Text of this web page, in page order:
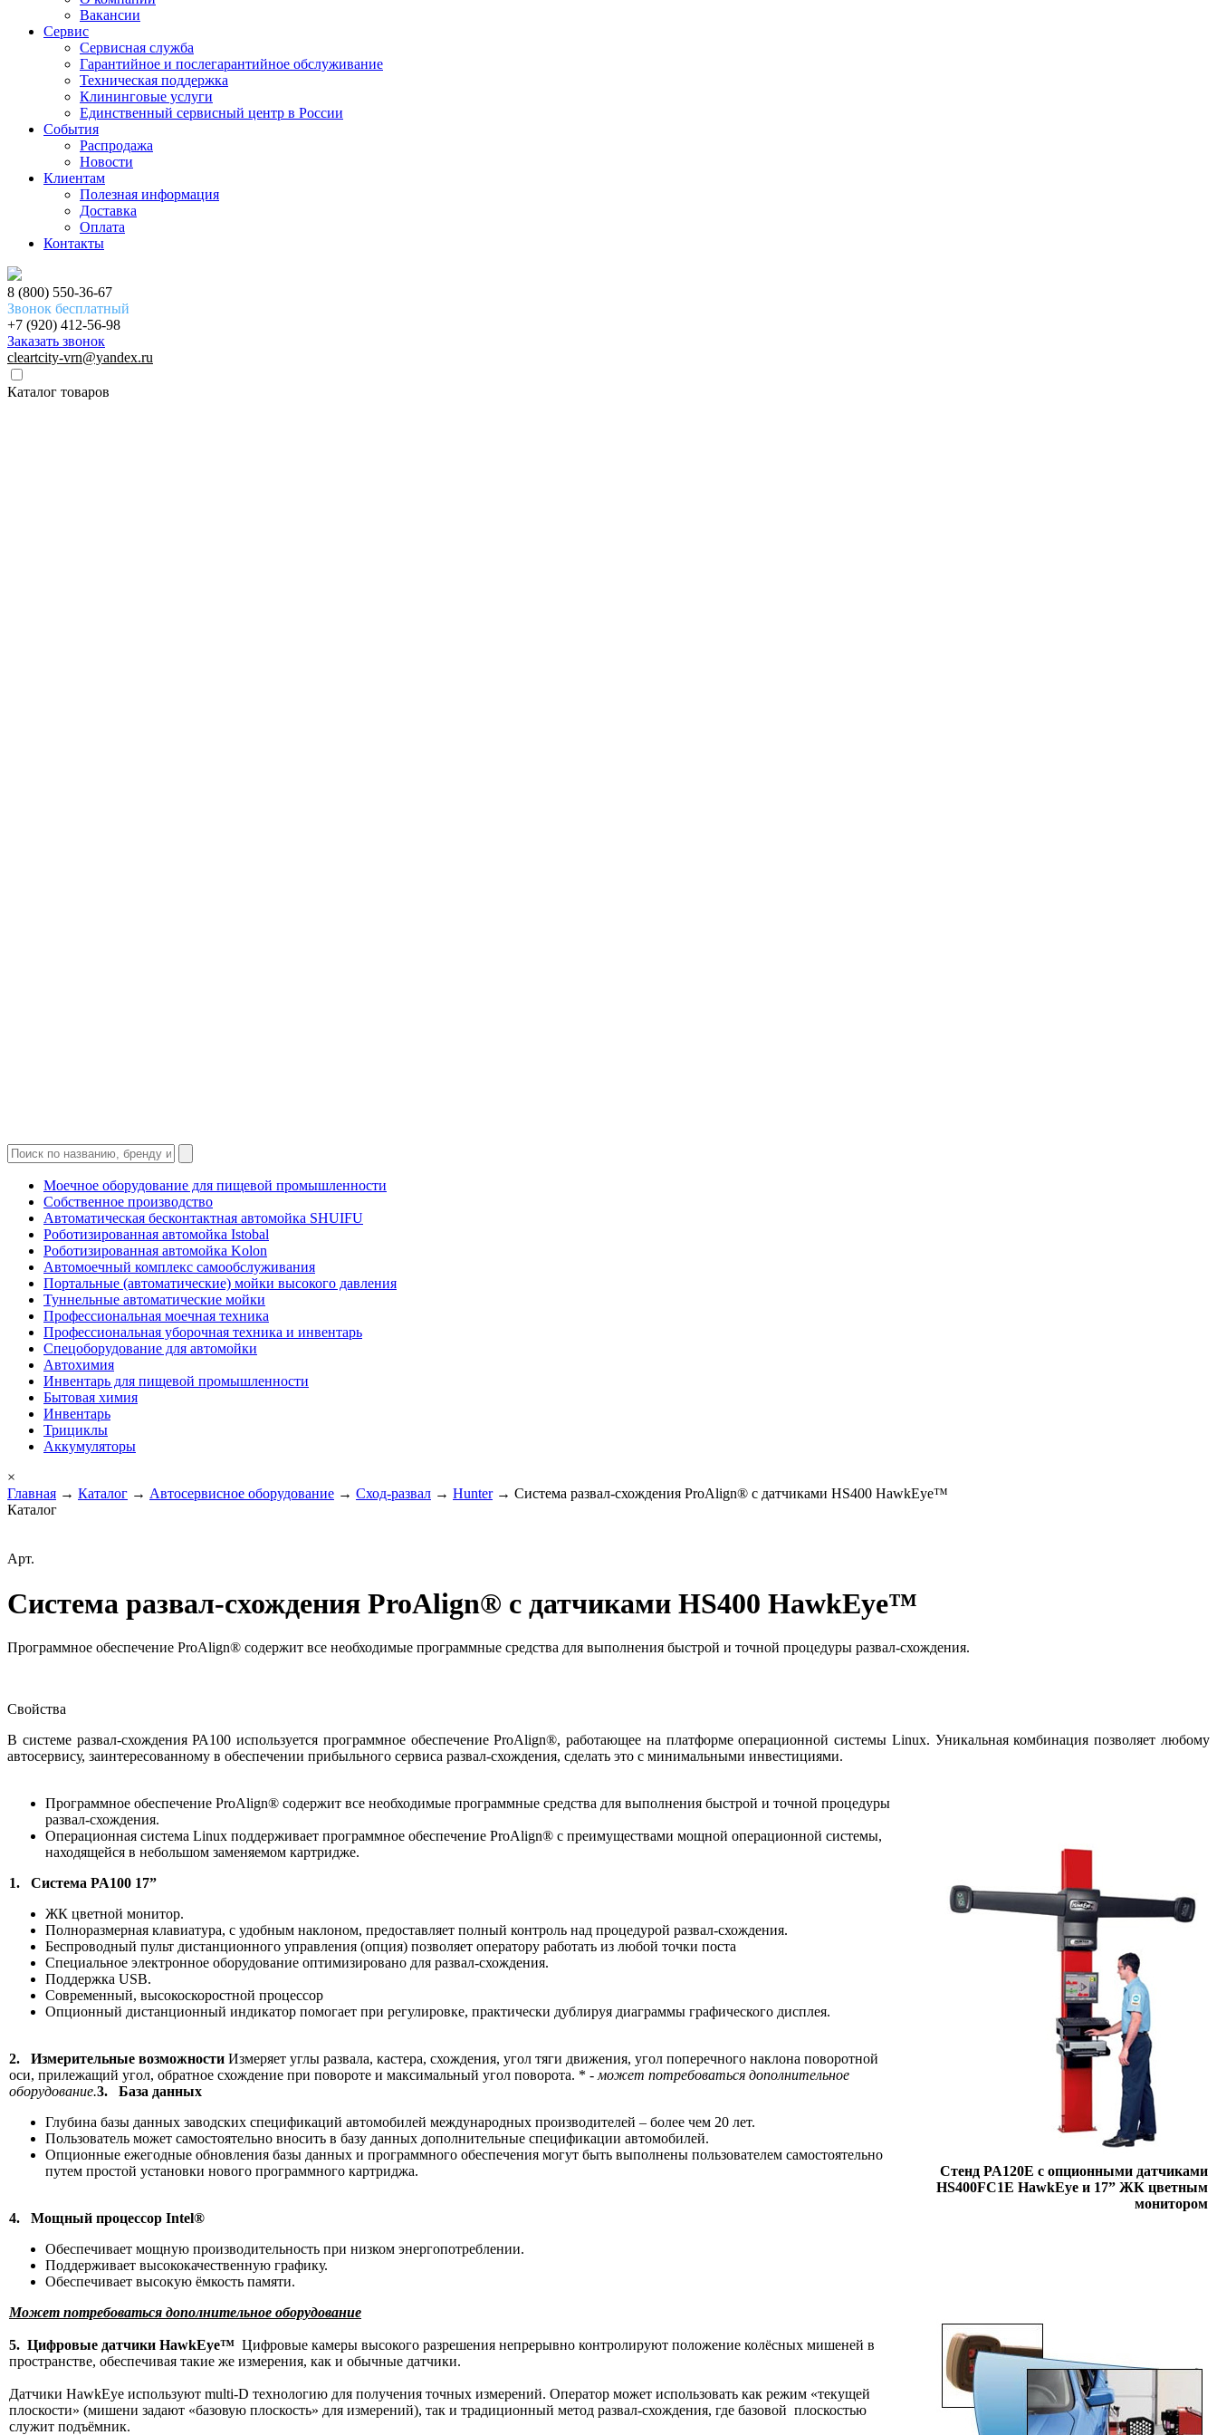
Вакансии
Сервис
Сервисная служба
Гарантийное и послегарантийное обслуживание
Техническая поддержка
Клининговые услуги
Единственный сервисный центр в России
События
Распродажа
Новости
Клиентам
Полезная информация
Доставка
Оплата
Контакты
8 (800) 550-36-67
Звонок бесплатный
+7 (920) 412-56-98
Заказать звонок
cleartcity-vrn@yandex.ru
Каталог товаров
Моечное оборудование для пищевой промышленности
Собственное производство
Автоматическая бесконтактная автомойка SHUIFU
Роботизированная автомойка Istobal
Роботизированная автомойка Kolon
Автомоечный комплекс самообслуживания
Портальные (автоматические) мойки высокого давления
Туннельные автоматические мойки
Профессиональная моечная техника
Профессиональная уборочная техника и инвентарь
Спецоборудование для автомойки
Автохимия
Инвентарь для пищевой промышленности
Бытовая химия
Инвентарь
Трициклы
Аккумуляторы
×
Главная → Каталог → Автосервисное оборудование → Сход-развал → Hunter→ Система развал-схождения ProAlign® с датчиками HS400 HawkEye™
Каталог
Арт.
Система развал-схождения ProAlign® с датчиками HS400 HawkEye™
Программное обеспечение ProAlign® содержит все необходимые программные средства для выполнения быстрой и точной процедуры развал-схождения.
Свойства
В системе развал-схождения РА100 используется программное обеспечение ProAlign®, работающее на платформе операционной системы Linux. Уникальная комбинация позволяет любому
автосервису, заинтересованному в обеспечении прибыльного сервиса развал-схождения, сделать это с минимальными инвестициями.
Программное обеспечение ProAlign® содержит все необходимые программные средства для выполнения быстрой и точной процедуры
развал-схождения.
Операционная система Linux поддерживает программное обеспечение ProAlign® с преимуществами мощной операционной системы,
находящейся в небольшом заменяемом картридже.
1. Система PA100 17”
ЖК цветной монитор.
Полноразмерная клавиатура, с удобным наклоном, предоставляет полный контроль над процедурой развал-схождения.
Беспроводный пульт дистанционного управления (опция) позволяет оператору работать из любой точки поста
Специальное электронное оборудование оптимизировано для развал-схождения.
Поддержка USB.
Современный, высокоскоростной процессор
Опционный дистанционный индикатор помогает при регулировке, практически дублируя диаграммы графического дисплея.
2. Измерительные возможности Измеряет углы развала, кастера, схождения, угол тяги движения, угол поперечного наклона поворотной
оси, прилежащий угол, обратное схождение при повороте и максимальный угол поворота. * - может потребоваться дополнительное
оборудование.3. База данных
Глубина базы данных заводских спецификаций автомобилей международных производителей – более чем 20 лет.
Пользователь может самостоятельно вносить в базу данных дополнительные спецификации автомобилей.
Опционные ежегодные обновления базы данных и программного обеспечения могут быть выполнены пользователем самостоятельно
путем простой установки нового программного картриджа.
4. Мощный процессор Intel®
Обеспечивает мощную производительность при низком энергопотреблении.
Поддерживает высококачественную графику.
Обеспечивает высокую ёмкость памяти.
Может потребоваться дополнительное оборудование
5. Цифровые датчики HawkEye™ Цифровые камеры высокого разрешения непрерывно контролируют положение колёсных мишеней в
пространстве, обеспечивая такие же измерения, как и обычные датчики.
Датчики HawkEye используют multi-D технологию для получения точных измерений. Оператор может использовать как режим «текущей
плоскости» (мишени задают «базовую плоскость» для измерений), так и традиционный метод развал-схождения, где базовой плоскостью
служит подъёмник.
Стенд PA120E с опционными датчиками
HS400FC1E HawkEye и 17” ЖК цветным
монитором